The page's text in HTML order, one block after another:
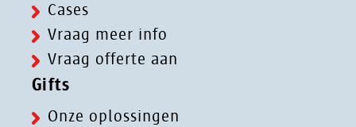
Cases
Vraag meer info
Vraag offerte aan
Gifts
Onze oplossingen